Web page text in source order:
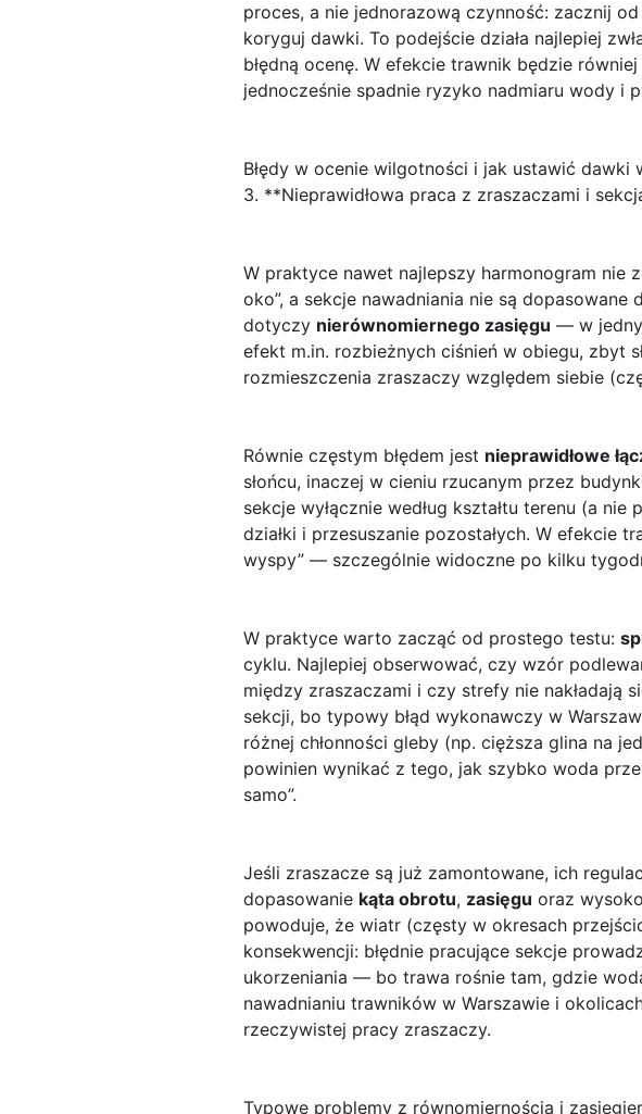
proces, a nie jednorazową czynność: zacznij
koryguj dawki. To podejście działa najlepiej
błędną ocenę. W efekcie trawnik będzie
jednocześnie spadnie ryzyko nadmiaru wody i
Błędy w ocenie wilgotności i jak ustawić dawki
3. **Nieprawidłowa praca z zraszaczami i
W praktyce nawet najlepszy harmonogram nie
oko”, a sekcje nawadniania nie są
dotyczy nierównomiernego zasięgu — w
efekt m.in. rozbieżnych ciśnień w obiegu, zbyt
rozmieszczenia zraszaczy względem siebie
Równie częstym błędem jest nieprawidłowe
słońcu, inaczej w cieniu rzucanym przez
sekcje wyłącznie według kształtu terenu (a
działki i przesuszanie pozostałych. W efekcie
wyspy” — szczególnie widoczne po kilku
W praktyce warto zacząć od prostego testu:
cyklu. Najlepiej obserwować, czy wzór
między zraszaczami i czy strefy nie
sekcji, bo typowy błąd wykonawczy w
różnej chłonności gleby (np. cięższa glina na
powinien wynikać z tego, jak szybko woda
samo”.
Jeśli zraszacze są już zamontowane, ich
dopasowanie kąta obrotu, zasięgu oraz
powoduje, że wiatr (częsty w okresach
konsekwencji: błędnie pracujące sekcje
ukorzeniania — bo trawa rośnie tam, gdzie
nawadnianiu trawników w Warszawie i
rzeczywistej pracy zraszaczy.
Typowe problemy z równomiernością i